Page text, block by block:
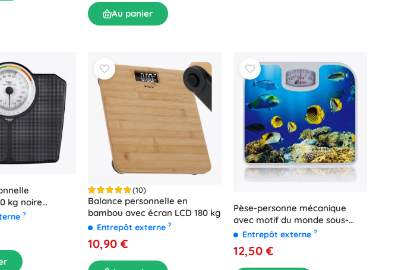
Au panier
kg noire
IMC ?
(10)
Balance personnelle en
bambou avec écran LCD 180 kg
Entrepôt externe ?
10,90 €
Pèse-personne mécanique
avec motif du monde sous-
marin 130 kg
Entrepôt externe ?
12,50 €